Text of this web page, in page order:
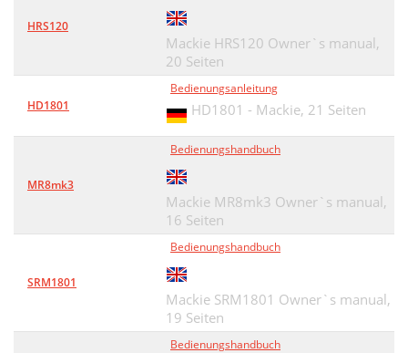
HRS120
Mackie HRS120 Owner`s manual,
20 Seiten
HD1801
Bedienungsanleitung
HD1801 - Mackie, 21 Seiten
MR8mk3
Bedienungshandbuch
Mackie MR8mk3 Owner`s manual,
16 Seiten
SRM1801
Bedienungshandbuch
Mackie SRM1801 Owner`s manual,
19 Seiten
Bedienungshandbuch